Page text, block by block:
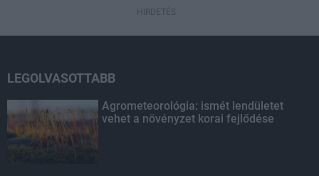
HIRDETÉS
LEGOLVASOTTABB
Agrometeorológia: ismét lendületet
vehet a növényzet korai fejlődése